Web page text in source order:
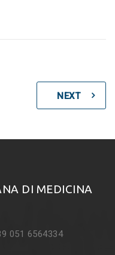
NEXT
DI MEDICINA
051 6564334